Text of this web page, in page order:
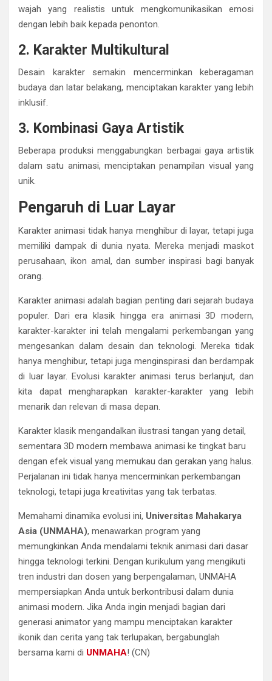
wajah yang realistis untuk mengkomunikasikan emosi
dengan lebih baik kepada penonton.
2. Karakter Multikultural
Desain karakter semakin mencerminkan keberagaman
budaya dan latar belakang, menciptakan karakter yang lebih
inklusif.
3. Kombinasi Gaya Artistik
Beberapa produksi menggabungkan berbagai gaya artistik
dalam satu animasi, menciptakan penampilan visual yang
unik.
Pengaruh di Luar Layar
Karakter animasi tidak hanya menghibur di layar, tetapi juga
memiliki dampak di dunia nyata. Mereka menjadi maskot
perusahaan, ikon amal, dan sumber inspirasi bagi banyak
orang.
Karakter animasi adalah bagian penting dari sejarah budaya
populer. Dari era klasik hingga era animasi 3D modern,
karakter-karakter ini telah mengalami perkembangan yang
mengesankan dalam desain dan teknologi. Mereka tidak
hanya menghibur, tetapi juga menginspirasi dan berdampak
di luar layar. Evolusi karakter animasi terus berlanjut, dan
kita dapat mengharapkan karakter-karakter yang lebih
menarik dan relevan di masa depan.
Karakter klasik mengandalkan ilustrasi tangan yang detail,
sementara 3D modern membawa animasi ke tingkat baru
dengan efek visual yang memukau dan gerakan yang halus.
Perjalanan ini tidak hanya mencerminkan perkembangan
teknologi, tetapi juga kreativitas yang tak terbatas.
Memahami dinamika evolusi ini, Universitas Mahakarya
Asia (UNMAHA), menawarkan program yang
memungkinkan Anda mendalami teknik animasi dari dasar
hingga teknologi terkini. Dengan kurikulum yang mengikuti
tren industri dan dosen yang berpengalaman, UNMAHA
mempersiapkan Anda untuk berkontribusi dalam dunia
animasi modern. Jika Anda ingin menjadi bagian dari
generasi animator yang mampu menciptakan karakter
ikonik dan cerita yang tak terlupakan, bergabunglah
bersama kami di UNMAHA! (CN)